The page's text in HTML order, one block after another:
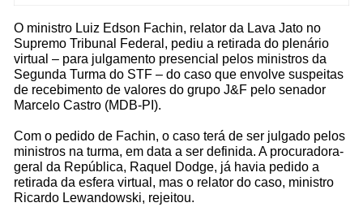
O ministro Luiz Edson Fachin, relator da Lava Jato no
Supremo Tribunal Federal, pediu a retirada do plenário
virtual – para julgamento presencial pelos ministros da
Segunda Turma do STF – do caso que envolve suspeitas
de recebimento de valores do grupo J&F pelo senador
Marcelo Castro (MDB-PI).
Com o pedido de Fachin, o caso terá de ser julgado pelos
ministros na turma, em data a ser definida. A procuradora-
geral da República, Raquel Dodge, já havia pedido a
retirada da esfera virtual, mas o relator do caso, ministro
Ricardo Lewandowski, rejeitou.